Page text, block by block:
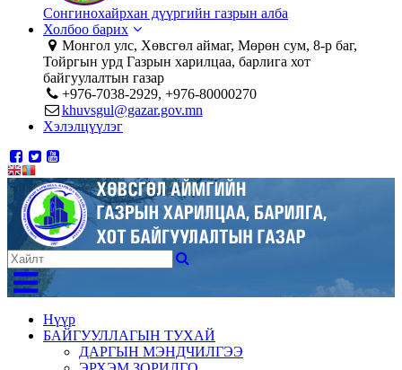
Сонгинохайрхан дүүргийн газрын алба
Холбоо барих
Монгол улс, Хөвсгөл аймаг, Мөрөн сум, 8-р баг,
Тойргын урд Газрын харилцаа, барлига хот
байгуулалтын газар
+976-7038-2929, +976-80000270
khuvsgul@gazar.gov.mn
Хэлэлцүүлэг
Нүүр
БАЙГУУЛЛАГЫН ТУХАЙ
ДАРГЫН МЭНДЧИЛГЭЭ